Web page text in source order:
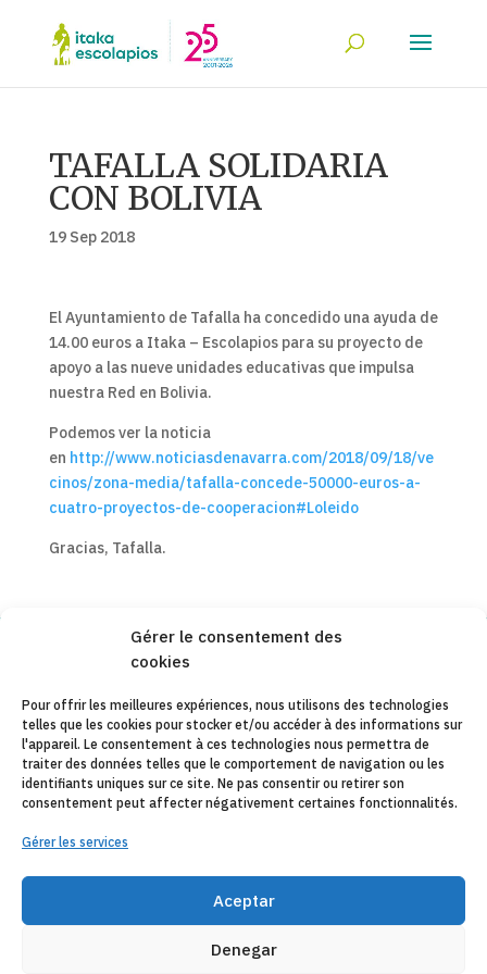
Gérer le consentement des
cookies
Pour offrir les meilleures expériences, nous utilisons des technologies
telles que les cookies pour stocker et/ou accéder à des informations sur
l'appareil. Le consentement à ces technologies nous permettra de
traiter des données telles que le comportement de navigation ou les
identifiants uniques sur ce site. Ne pas consentir ou retirer son
consentement peut affecter négativement certaines fonctionnalités.
Gérer les services
Aceptar
Denegar
TAFALLA SOLIDARIA
CON BOLIVIA
19 Sep 2018
El Ayuntamiento de Tafalla ha concedido una ayuda de
14.00 euros a Itaka – Escolapios para su proyecto de
apoyo a las nueve unidades educativas que impulsa
nuestra Red en Bolivia.
Podemos ver la noticia
en http://www.noticiasdenavarra.com/2018/09/18/ve
cinos/zona-media/tafalla-concede-50000-euros-a-
cuatro-proyectos-de-cooperacion#Loleido
Gracias, Tafalla.
Copyleft 2025
AVIS JURIDIQUE
POLÍTIQUE DE CONFIDENTIALITÉ
ENTITÉS COLLABORATRICES